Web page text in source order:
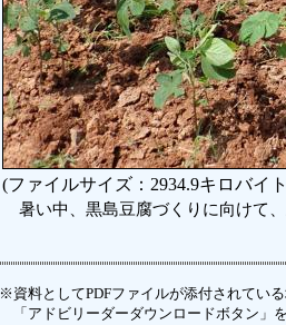
(ファイルサイズ：2934.9キロバイ
暑い中、黒島豆腐づくりに向けて
※資料としてPDFファイルが添付されている
「アドビリーダーダウンロードボタン」